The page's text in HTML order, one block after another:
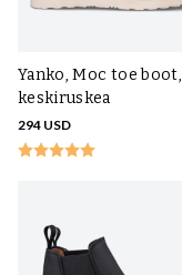
Yanko, Moc toe boot,
keskiruskea
294 USD